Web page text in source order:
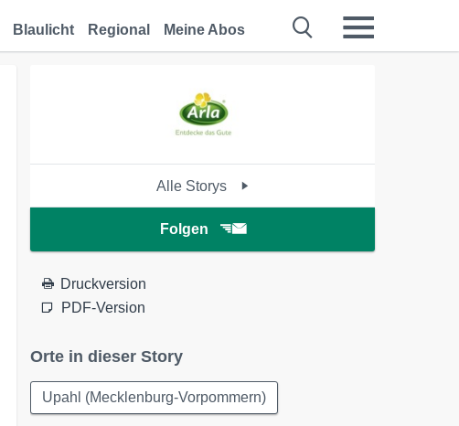
Blaulicht Regional Meine Abos
Alle Storys
Folgen
Druckversion
PDF-Version
Orte in dieser Story
Upahl (Mecklenburg-Vorpommern)